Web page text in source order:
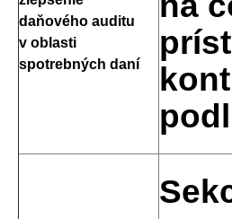
daňového auditu
v oblasti
spotrebných daní